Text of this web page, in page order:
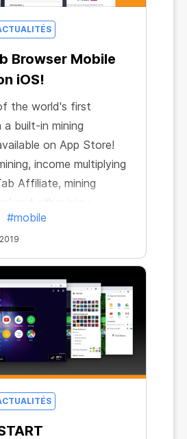
Browser Mobile
iOS!
the world's first
built-in mining
on App Store!
income multiplying
Affiliate, mining
and other juicy
are now fully
those owning devices
on it.
#mobile